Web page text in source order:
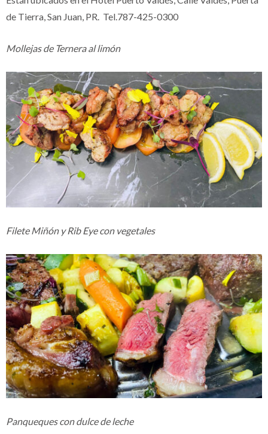
de Tierra, San Juan, PR. Tel.787-425-0300
Mollejas de Ternera al limón
Filete Miñón y Rib Eye con vegetales
Panqueques con dulce de leche